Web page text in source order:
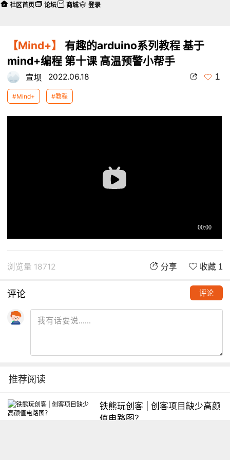
【Mind+】
有趣的arduino系列教程 基于
mind+编程 第十课 高温预警小帮手
宣坝 2022.06.18 1
#Mind+ #教程
浏览量 18712 分享 收藏 1
评论 评论
推荐阅读
铁熊玩创客 | 创客项目缺少高颜
值电路图？
社区首页 论坛 商城 登录